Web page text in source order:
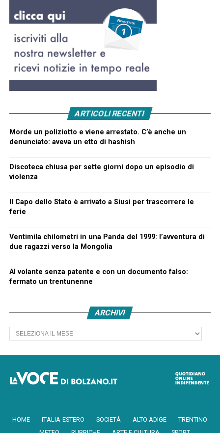
ARTICOLI RECENTI
Morde un poliziotto e viene arrestato. C’è anche un
denunciato: aveva un etto di hashish
Discoteca chiusa per sette giorni dopo un episodio di
violenza
Il Capo dello Stato è arrivato a Siusi per trascorrere le
ferie
Ventimila chilometri in una Panda del 1999: l’avventura di
due ragazzi verso la Mongolia
Al volante senza patente e con un documento falso:
fermato un trentunenne
ARCHIVI
Archivi
HOME ITALIA-ESTERO SOCIETÀ ALTO ADIGE
TRENTINO